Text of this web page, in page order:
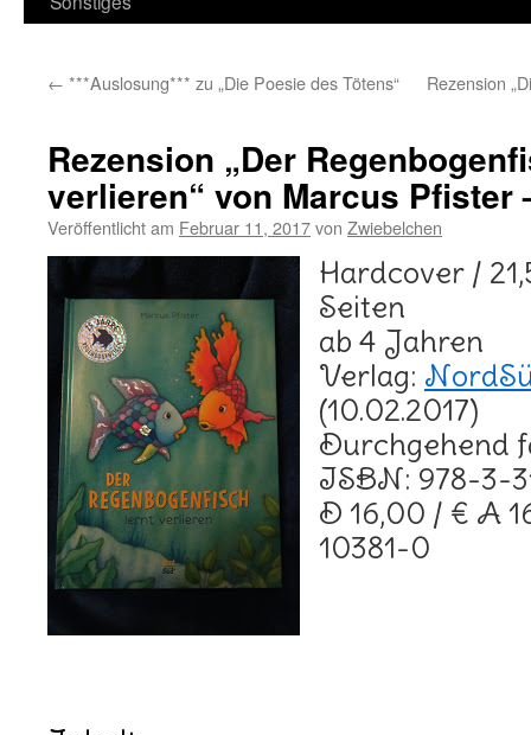
← ***Auslosung*** zu „Die Poesie des Tötens“ Rezension
Rezension „Der
verlieren“ von Marcus Pfister
Veröffentlicht am Februar 11, 2017von Zwiebelchen
Hardcover /
Seiten
ab 4 Jahren
Verlag:
(10.02.2017)
Durchgehend
ISBN: 978-3-
D 16,00 / € A
10381-0